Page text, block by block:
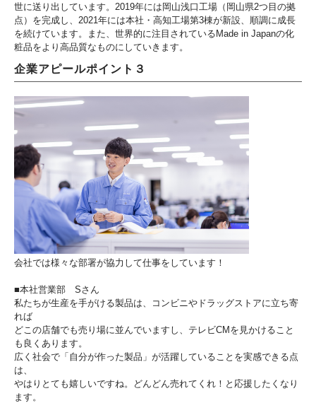
世に送り出しています。2019年には岡山浅口工場（岡山県2つ目の拠
点）を完成し、2021年には本社・高知工場第3棟が新設、順調に成長
を続けています。また、世界的に注目されているMade in Japanの化
粧品をより高品質なものにしていきます。
企業アピールポイント３
会社では様々な部署が協力して仕事をしています！
■本社営業部 Sさん
私たちが生産を手がける製品は、コンビニやドラッグストアに立ち寄
れば
どこの店舗でも売り場に並んでいますし、テレビCMを見かけること
も良くあります。
広く社会で「自分が作った製品」が活躍していることを実感できる点
は、
やはりとても嬉しいですね。どんどん売れてくれ！と応援したくなり
ます。